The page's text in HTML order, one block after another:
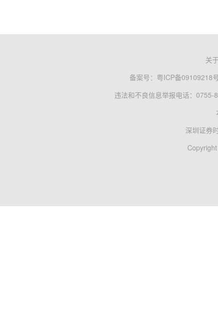
关
备案号： 粤ICP备09109218
违法和不良信息举报电话：0755-
深圳证券